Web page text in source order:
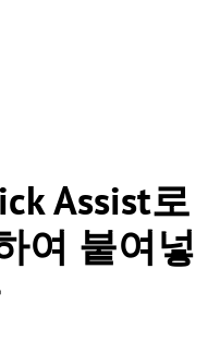
Assist로
여 붙여넣